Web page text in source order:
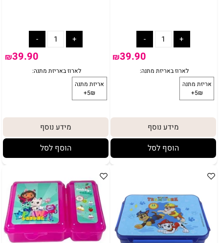
מתנה:
לארוז באריזת מתנה:
5₪+
₪39.90
מידע נוסף
הוסף לסל
₪39.90
מידע נוסף
הוסף לסל